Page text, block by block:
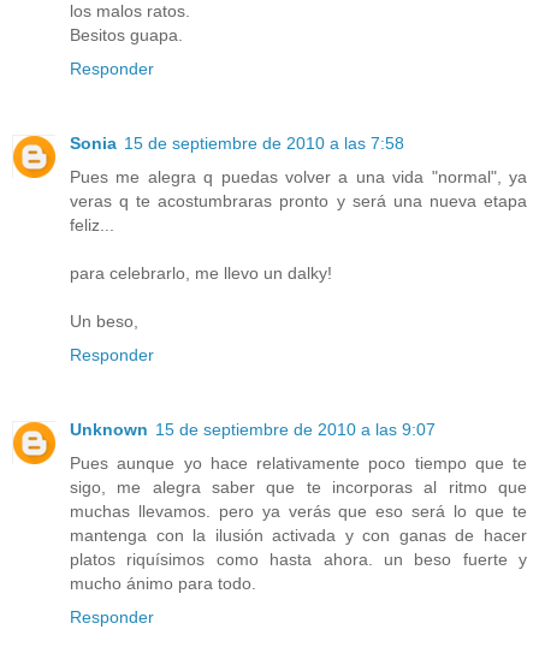
los malos ratos.
Besitos guapa.
Responder
Sonia 15 de septiembre de 2010 a las 7:58
Pues me alegra q puedas volver a una vida "normal", ya
veras q te acostumbraras pronto y será una nueva etapa
feliz...
para celebrarlo, me llevo un dalky!
Un beso,
Responder
Unknown 15 de septiembre de 2010 a las 9:07
Pues aunque yo hace relativamente poco tiempo que te
sigo, me alegra saber que te incorporas al ritmo que
muchas llevamos. pero ya verás que eso será lo que te
mantenga con la ilusión activada y con ganas de hacer
platos riquísimos como hasta ahora. un beso fuerte y
mucho ánimo para todo.
Responder